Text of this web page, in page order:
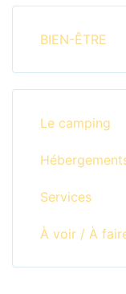
BIEN-ÊTRE
Le camping
Services
À voir / À